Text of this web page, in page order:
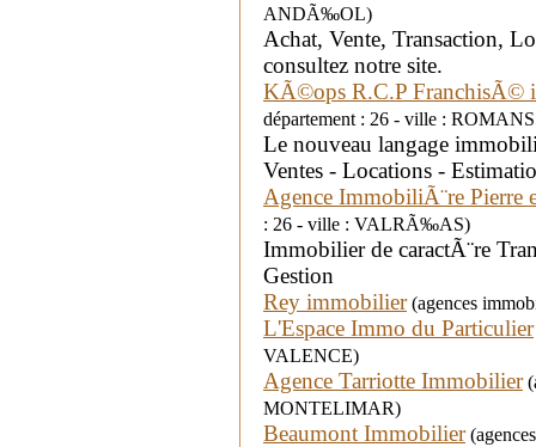
ANDÃ‰OL)
Achat, Vente, Transaction,
consultez notre site.
KÃ©ops R.C.P FranchisÃ©
département : 26 - ville :
Le nouveau langage
Ventes - Locations -
Agence ImmobiliÃ¨re Pierre
: 26 - ville : VALRÃ‰AS)
Immobilier de caractÃ¨re
Gestion
Rey immobilier(agences
L'Espace Immo du Particulier
VALENCE)
Agence Tarriotte Immobilier
MONTELIMAR)
Beaumont Immobilier